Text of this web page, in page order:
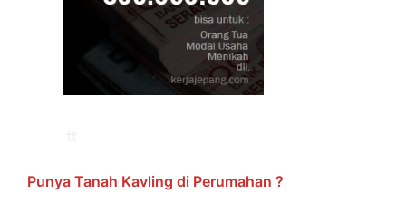
Punya Tanah Kavling di Perumahan ?